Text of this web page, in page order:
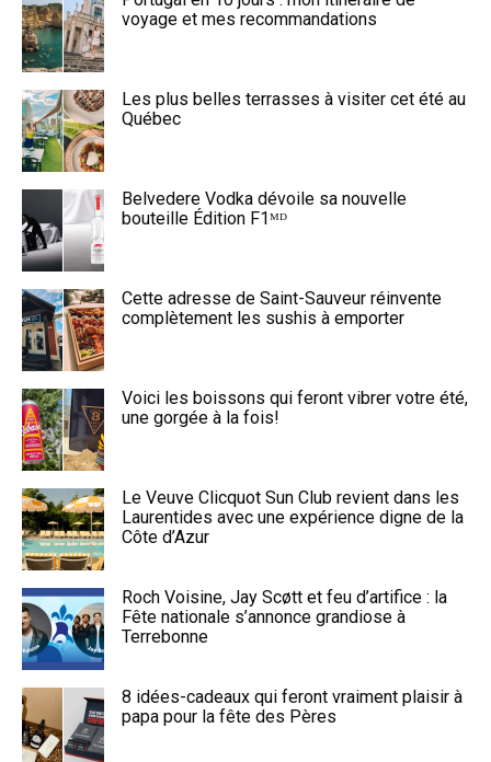
voyage et mes recommandations
Les plus belles terrasses à visiter cet été au
Québec
Belvedere Vodka dévoile sa nouvelle
bouteille Édition F1ᴹᴰ
Cette adresse de Saint-Sauveur réinvente
complètement les sushis à emporter
Voici les boissons qui feront vibrer votre été,
une gorgée à la fois!
Le Veuve Clicquot Sun Club revient dans les
Laurentides avec une expérience digne de la
Côte d’Azur
Roch Voisine, Jay Scøtt et feu d’artifice : la
Fête nationale s’annonce grandiose à
Terrebonne
8 idées-cadeaux qui feront vraiment plaisir à
papa pour la fête des Pères